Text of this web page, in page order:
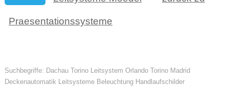
Praesentationssysteme
Suchbegriffe: Dachau Torino Leitsystem Orlando Torino Madrid
Deckenautomatik Leitsysteme Beleuchtung Handlaufschilder